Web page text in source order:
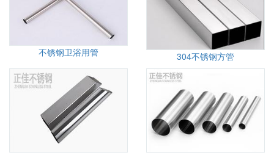
不锈钢卫浴用管 304不锈钢方管